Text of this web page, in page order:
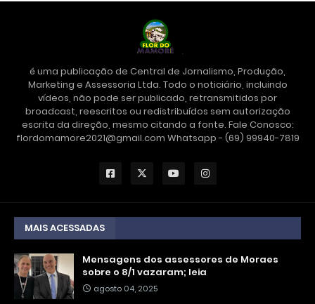
é uma publicação de Central de Jornalismo, Produção,
Marketing e Assessoria Ltda. Todo o noticiário, incluindo
vídeos, não pode ser publicado, retransmitidos por
broadcast, reescritos ou redistribuídos sem autorização
escrita da direção, mesmo citando a fonte. Fale Conosco:
flordomamore2021@gmail.com Whatsapp - (69) 99940-7819
MAIS ACESSADAS
Mensagens dos assessores de Moraes
sobre o 8/1 vazaram; leia
agosto 04, 2025